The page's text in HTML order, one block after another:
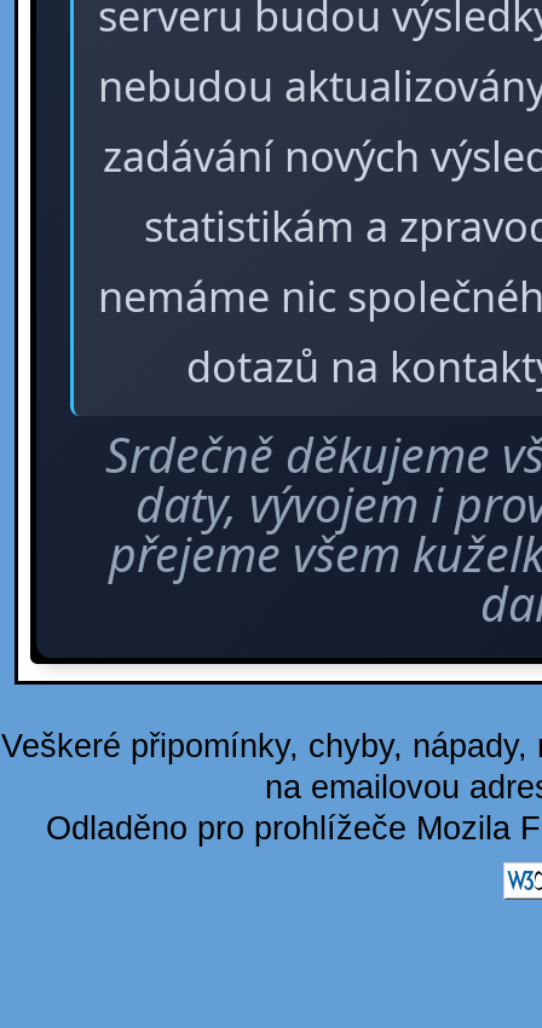
serveru budou
nebudou
zadávání nových
statistikám a
nemáme nic
dotazů na
Srdečně děkujeme
daty, vývojem i
přejeme všem
Veškeré připomínky, chyby,
na emailovou
Odladěno pro prohlížeče Mozila